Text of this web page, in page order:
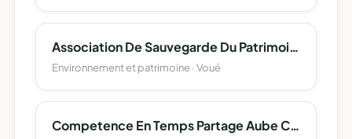
Association De Sauvegarde Du Patrimoine Ancien De Voue - Aspav -
Environnement et patrimoine · Voué
Competence En Temps Partage Aube Ctp 10